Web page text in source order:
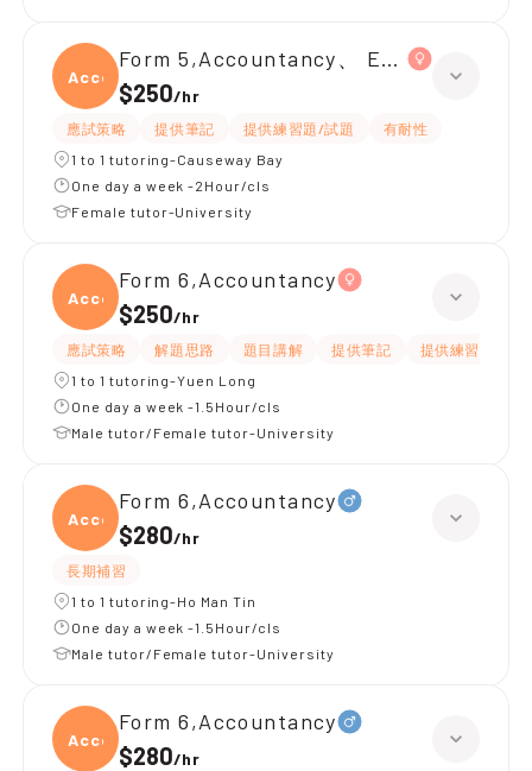
Accou
Form 5,Accountancy、 Economics
$250/hr
應試策略 提供筆記 提供練習題/試題
有耐性
1 to 1 tutoring-Causeway Bay
One day a week -2Hour/cls
Female tutor-University
Accou
Form 6,Accountancy
$250/hr
應試策略 解題思路 題目講解 提供筆記
提供練習題/試題
1 to 1 tutoring-Yuen Long
One day a week -1.5Hour/cls
Male tutor/Female tutor-University
Accou
Form 6,Accountancy
$280/hr
長期補習
1 to 1 tutoring-Ho Man Tin
One day a week -1.5Hour/cls
Male tutor/Female tutor-University
Accou
Form 6,Accountancy
$280/hr